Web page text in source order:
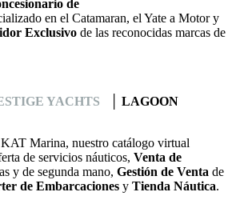
de
en el Catamaran, el Yate a Motor y
Exclusivo de las reconocidas marcas de
YACHTS
LAGOON
Marina, nuestro catálogo virtual
de servicios náuticos, Venta de
y de segunda mano, Gestión de Venta de
de Embarcaciones y Tienda Náutica.